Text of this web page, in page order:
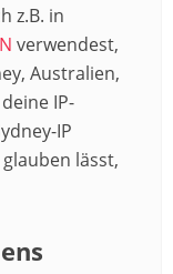
z.B. in
verwendest,
Australien,
IP-
IP
lässt,